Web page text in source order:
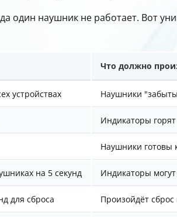
один наушник не работает. Вот
Что должно
устройствах Наушники
Индикаторы горят
Наушники готовы
на 5 секунд Индикаторы
для сброса Произойдёт сброс